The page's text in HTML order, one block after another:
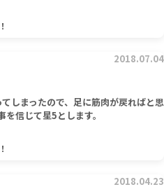
2018.07.04
しまったので、足に筋肉が戻ればと思
信じて星5とします。
2018.04.23